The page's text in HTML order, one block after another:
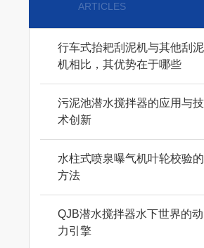
ARTICLES
行车式抬耙刮泥机与其他刮泥
机相比，其优势在于哪些
污泥池潜水搅拌器的应用与技
术创新
水柱式喷泉曝气机叶轮校验的
方法
QJB潜水搅拌器水下世界的动
力引擎